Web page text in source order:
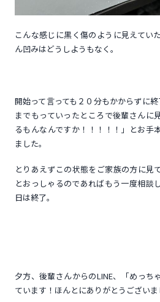
こんな感じに黒く傷のように見えてい
ん凹みはどうしようもなく。
開始って言っても２０分もかからずに
までもっていったところで後輩さんに
るもんなんですか！！！！！」とお手
ました。
とりあえずこの状態をご家族の方に見
とおっしゃるのであればもう一度相談
日は終了。
夕方、後輩さんからのLINE、「めっち
ています！ほんとにありがとうございま